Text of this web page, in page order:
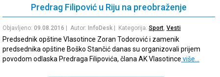
Predrag Filipović u Riju na preobraženje
Objavljeno: 09.08.2016 | Autor: InfoDesk | Kategorija: Sport, Vesti
Predsednik opštine Vlasotince Zoran Todorović i zamenik
predsednika opštine Boško Stančić danas su organizovali prijem
povodom odlaska Predraga Filipovića, člana AK Vlasotince više…